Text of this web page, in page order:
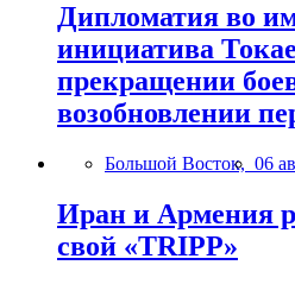
Дипломатия во
инициатива
прекращении
возобновлении
Большой Восток, 06
Иран и Армения
свой «TRIPP»